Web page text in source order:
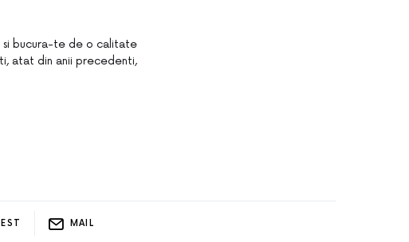
si bucura-te de o calitate
atat din anii precedenti,
MAIL